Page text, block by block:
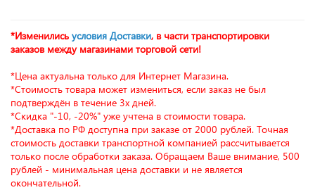
*Изменились условия Доставки, в части транспортировки
заказов между магазинами торговой сети!
*Цена актуальна только для Интернет Магазина.
*Стоимость товара может измениться, если заказ не был
подтверждён в течение 3х дней.
*Скидка "-10, -20%" уже учтена в стоимости товара.
*Доставка по РФ доступна при заказе от 2000 рублей. Точная
стоимость доставки транспортной компанией рассчитывается
только после обработки заказа. Обращаем Ваше внимание, 500
рублей - минимальная цена доставки и не является
окончательной.